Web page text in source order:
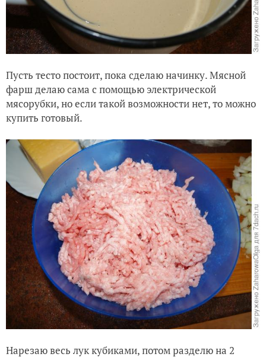
Пусть тесто постоит, пока сделаю начинку. Мясной
фарш делаю сама с помощью электрической
мясорубки, но если такой возможности нет, то можно
купить готовый.
Нарезаю весь лук кубиками, потом разделю на 2